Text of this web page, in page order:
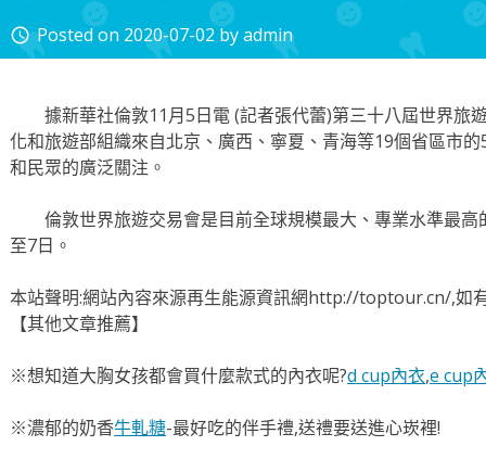
access_time Posted on 2020-07-02 byadmin
據新華社倫敦11月5日電 (記者張代蕾)第三十八屆世界旅
化和旅遊部組織來自北京、廣西、寧夏、青海等19個省區市
和民眾的廣泛關注。
倫敦世界旅遊交易會是目前全球規模最大、專業水準最高
至7日。
本站聲明:網站內容來源再生能源資訊網http://toptour.cn/,如
【其他文章推薦】
※想知道大胸女孩都會買什麼款式的內衣呢?d cup內衣,e cup
※濃郁的奶香牛軋糖-最好吃的伴手禮,送禮要送進心崁裡!